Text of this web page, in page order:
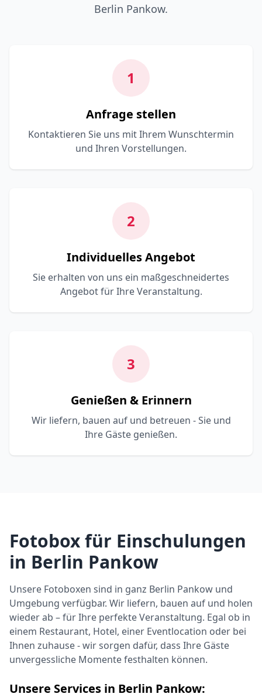
Berlin Pankow.
1
Anfrage stellen
Kontaktieren Sie uns mit Ihrem Wunschtermin
und Ihren Vorstellungen.
2
Individuelles Angebot
Sie erhalten von uns ein maßgeschneidertes
Angebot für Ihre Veranstaltung.
3
Genießen & Erinnern
Wir liefern, bauen auf und betreuen - Sie und
Ihre Gäste genießen.
Fotobox für Einschulungen
in Berlin Pankow
Unsere Fotoboxen sind in ganz Berlin Pankow und
Umgebung verfügbar. Wir liefern, bauen auf und holen
wieder ab – für Ihre perfekte Veranstaltung. Egal ob in
einem Restaurant, Hotel, einer Eventlocation oder bei
Ihnen zuhause - wir sorgen dafür, dass Ihre Gäste
unvergessliche Momente festhalten können.
Unsere Services in Berlin Pankow: